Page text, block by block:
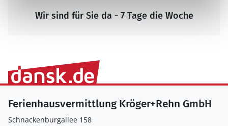
Wir sind für Sie da - 7 Tage die Woche
Ferienhausvermittlung Kröger+Rehn GmbH
Schnackenburgallee 158